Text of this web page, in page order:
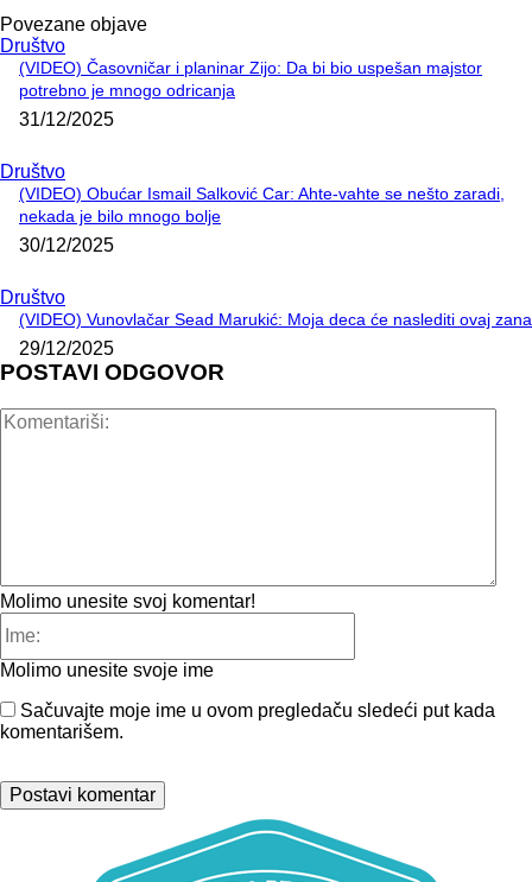
Povezane objave
Društvo
(VIDEO) Časovničar i planinar Zijo: Da bi bio uspešan majstor
potrebno je mnogo odricanja
31/12/2025
Društvo
(VIDEO) Obućar Ismail Salković Car: Ahte-vahte se nešto zaradi,
nekada je bilo mnogo bolje
30/12/2025
Društvo
(VIDEO) Vunovlačar Sead Marukić: Moja deca će naslediti ovaj
29/12/2025
POSTAVI ODGOVOR
Molimo unesite svoj komentar!
Molimo unesite svoje ime
Sačuvajte moje ime u ovom pregledaču sledeći put kada
komentarišem.